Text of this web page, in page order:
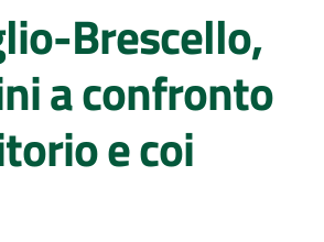
Brescello,
a confronto
e coi